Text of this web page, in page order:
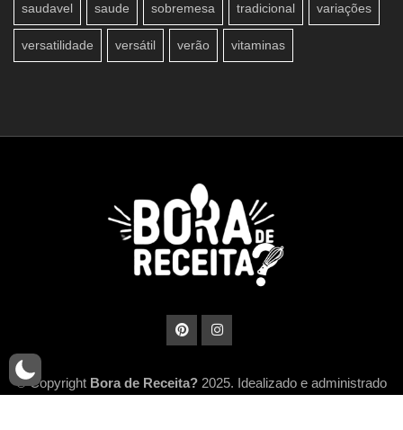
saudavel saude sobremesa tradicional variações
versatilidade versátil verão vitaminas
© Copyright Bora de Receita? 2025. Idealizado e administrado